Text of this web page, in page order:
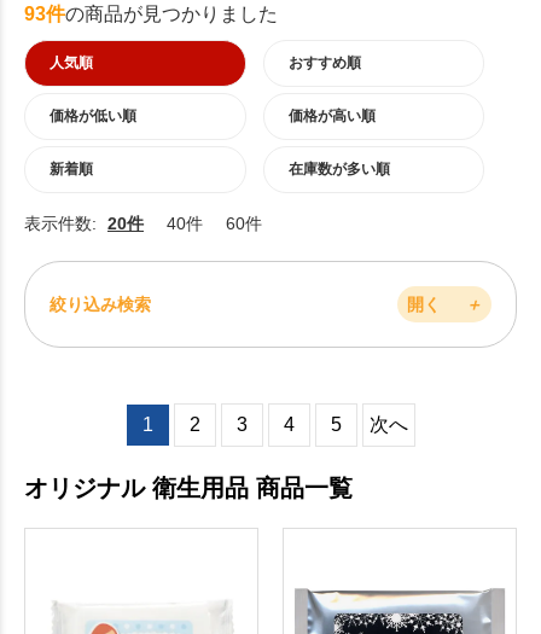
93件の商品が見つかりました
人気順 おすすめ順
価格が低い順 価格が高い順
新着順 在庫数が多い順
表示件数: 20件 40件 60件
絞り込み検索 開く ＋
1 2 3 4 5 次へ
オリジナル 衛生用品 商品一覧